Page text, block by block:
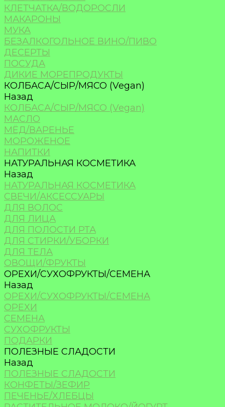
КЛЕТЧАТКА/ВОДОРОСЛИ
МАКАРОНЫ
МУКА
БЕЗАЛКОГОЛЬНОЕ ВИНО/ПИВО
ДЕСЕРТЫ
ПОСУДА
ДИКИЕ МОРЕПРОДУКТЫ
КОЛБАСА/СЫР/МЯСО (Vegan)
Назад
КОЛБАСА/СЫР/МЯСО (Vegan)
МАСЛО
МЁД/ВАРЕНЬЕ
МОРОЖЕНОЕ
НАПИТКИ
НАТУРАЛЬНАЯ КОСМЕТИКА
Назад
НАТУРАЛЬНАЯ КОСМЕТИКА
СВЕЧИ/АКСЕССУАРЫ
ДЛЯ ВОЛОС
ДЛЯ ЛИЦА
ДЛЯ ПОЛОСТИ РТА
ДЛЯ СТИРКИ/УБОРКИ
ДЛЯ ТЕЛА
ОВОЩИ/ФРУКТЫ
ОРЕХИ/СУХОФРУКТЫ/СЕМЕНА
Назад
ОРЕХИ/СУХОФРУКТЫ/СЕМЕНА
ОРЕХИ
СЕМЕНА
СУХОФРУКТЫ
ПОДАРКИ
ПОЛЕЗНЫЕ СЛАДОСТИ
Назад
ПОЛЕЗНЫЕ СЛАДОСТИ
КОНФЕТЫ/ЗЕФИР
ПЕЧЕНЬЕ/ХЛЕБЦЫ